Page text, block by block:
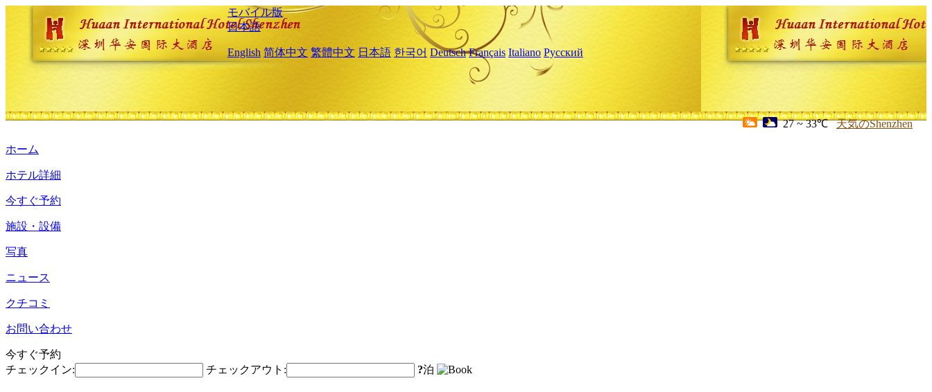
モバイル版
日本語
English 简体中文 繁體中文 日本語 한국어 Deutsch Français Italiano Русский
27 ~ 33℃ 天気のShenzhen
ホーム
ホテル詳細
今すぐ予約
施設・設備
写真
ニュース
クチコミ
お問い合わせ
今すぐ予約
チェックイン:
チェックアウト: ?泊